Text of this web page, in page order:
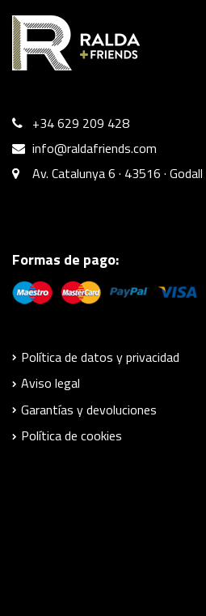
+34 629 209 428
info@raldafriends.com
Av. Catalunya 6 · 43516 ·
Formas de pago:
Política de datos y privacidad
Aviso legal
Garantías y devoluciones
Política de cookies